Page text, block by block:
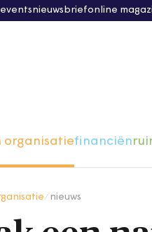
eventsnieuwsbriefonline
organisatiefinanciën
nieuws